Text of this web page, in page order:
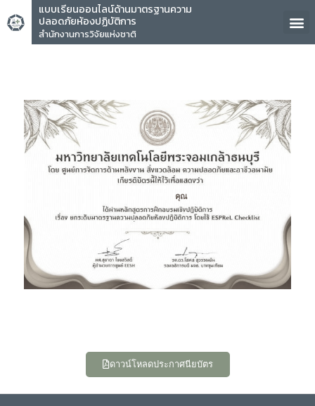
แบบเรียนออนไลน์ด้านมาตรฐานความ
ปลอดภัยห้องปฏิบัติการ
สำนักงานการวิจัยแห่งชาติ
คุณ
ดาวน์โหลดประกาศนียบัตร